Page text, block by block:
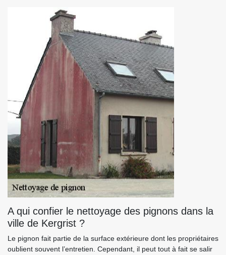
A qui confier le nettoyage des pignons dans la
ville de Kergrist ?
Le pignon fait partie de la surface extérieure dont les propriétaires
oublient souvent l’entretien. Cependant, il peut tout à fait se salir